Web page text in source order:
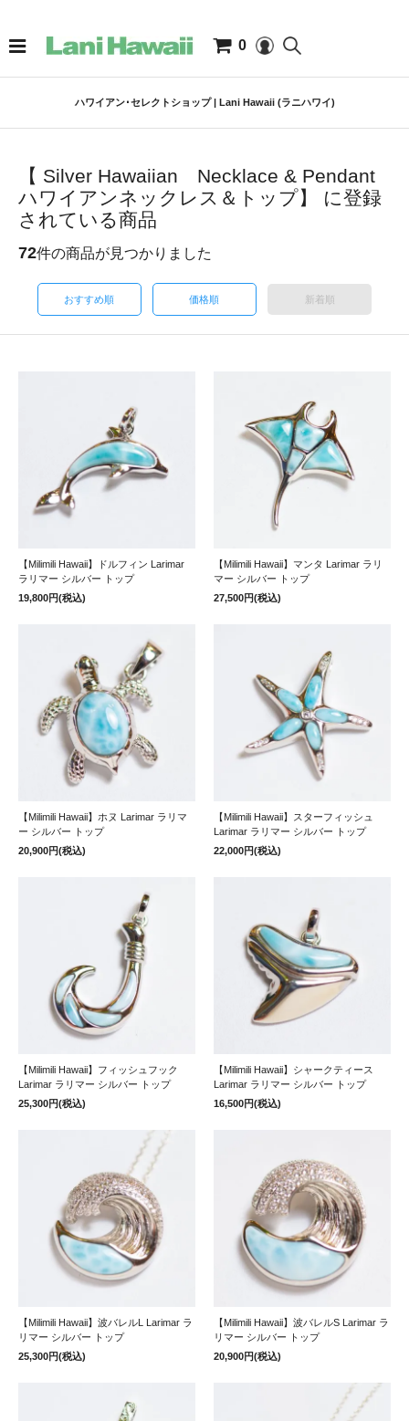
0
ハワイアン･セレクトショップ | Lani Hawaii (ラニハワイ)
【 Silver Hawaiian Necklace & Pendant
ハワイアンネックレス＆トップ】 に登録
されている商品
72件の商品が見つかりました
おすすめ順 価格順 新着順
【Milimili Hawaii】ドルフィン Larimar
ラリマー シルバー トップ
19,800円(税込)
【Milimili Hawaii】マンタ Larimar ラリ
マー シルバー トップ
27,500円(税込)
【Milimili Hawaii】ホヌ Larimar ラリマ
ー シルバー トップ
20,900円(税込)
【Milimili Hawaii】スターフィッシュ
Larimar ラリマー シルバー トップ
22,000円(税込)
【Milimili Hawaii】フィッシュフック
Larimar ラリマー シルバー トップ
25,300円(税込)
【Milimili Hawaii】シャークティース
Larimar ラリマー シルバー トップ
16,500円(税込)
【Milimili Hawaii】波バレルL Larimar ラ
リマー シルバー トップ
25,300円(税込)
【Milimili Hawaii】波バレルS Larimar ラ
リマー シルバー トップ
20,900円(税込)